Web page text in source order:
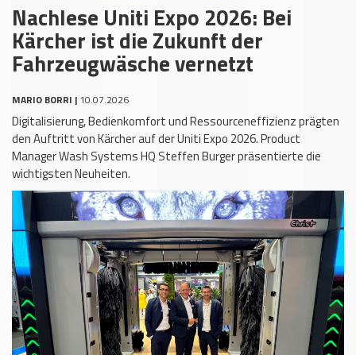
Nachlese Uniti Expo 2026: Bei
Kärcher ist die Zukunft der
Fahrzeugwäsche vernetzt
MARIO BORRI | 10.07.2026
Digitalisierung, Bedienkomfort und Ressourceneffizienz prägten
den Auftritt von Kärcher auf der Uniti Expo 2026. Product
Manager Wash Systems HQ Steffen Burger präsentierte die
wichtigsten Neuheiten.